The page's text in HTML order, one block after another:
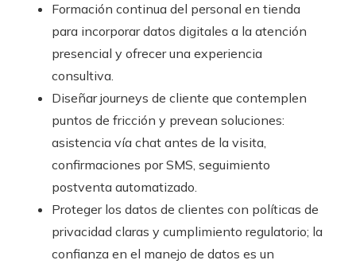
Formación continua del personal en tienda
para incorporar datos digitales a la atención
presencial y ofrecer una experiencia
consultiva.
Diseñar journeys de cliente que contemplen
puntos de fricción y prevean soluciones:
asistencia vía chat antes de la visita,
confirmaciones por SMS, seguimiento
postventa automatizado.
Proteger los datos de clientes con políticas de
privacidad claras y cumplimiento regulatorio; la
confianza en el manejo de datos es un